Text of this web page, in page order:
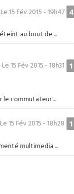
4
15 Fév 2015 - 19h47
au bout de ...
1
15 Fév 2015 - 18h31
le commutateur ...
1
15 Fév 2015 - 18h28
multimedia ...